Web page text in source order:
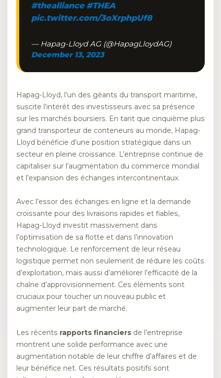
#thealliance #THEA
pic.twitter.com/3oXrphpUf8
— Hapag-Lloyd AG (@HapagLloydAG)
December 13, 2023
Hapag-Lloyd, l’un des géants du transport maritime,
suscite l’intérêt des investisseurs avec sa présence
sur les marchés boursiers. En tant que cinquième plus
grand transporteur de conteneurs au monde, Hapag-
Lloyd bénéficie d’une position stratégique dans un
secteur en pleine croissance. L’entreprise continue de
capitaliser sur l’augmentation du commerce mondial
et l’expansion des échanges intercontinentaux.
Avec l’essor des échanges en ligne et la demande
croissante pour des livraisons rapides et fiables,
Hapag-Lloyd investit massivement dans
l’optimisation de sa flotte et dans l’innovation
technologique. Le renforcement de leur réseau
logistique permet non seulement de réduire les coûts
d’exploitation, mais aussi d’améliorer l’efficacité de la
chaîne d’approvisionnement. Ces éléments sont
cruciaux pour toucher un nouveau public et
augmenter leur part de marché.
Les récents rapports financiers de l’entreprise
montrent une solide performance avec une
augmentation notable de leur chiffre d’affaires et de
leur bénéfice net. Ces résultats positifs sont